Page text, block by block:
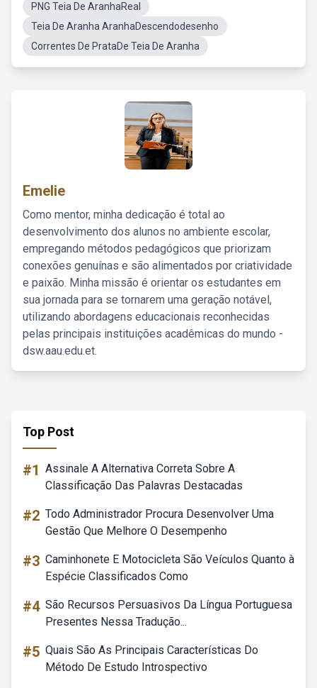
PNG Teia De AranhaReal
Teia De Aranha AranhaDescendodesenho
Correntes De PrataDe Teia De Aranha
Emelie
Como mentor, minha dedicação é total ao
desenvolvimento dos alunos no ambiente escolar,
empregando métodos pedagógicos que priorizam
conexões genuínas e são alimentados por criatividade
e paixão. Minha missão é orientar os estudantes em
sua jornada para se tornarem uma geração notável,
utilizando abordagens educacionais reconhecidas
pelas principais instituições acadêmicas do mundo -
dsw.aau.edu.et.
Top Post
#1 Assinale A Alternativa Correta Sobre A
Classificação Das Palavras Destacadas
#2 Todo Administrador Procura Desenvolver Uma
Gestão Que Melhore O Desempenho
#3 Caminhonete E Motocicleta São Veículos Quanto à
Espécie Classificados Como
#4 São Recursos Persuasivos Da Língua Portuguesa
Presentes Nessa Tradução...
#5 Quais São As Principais Características Do
Método De Estudo Introspectivo